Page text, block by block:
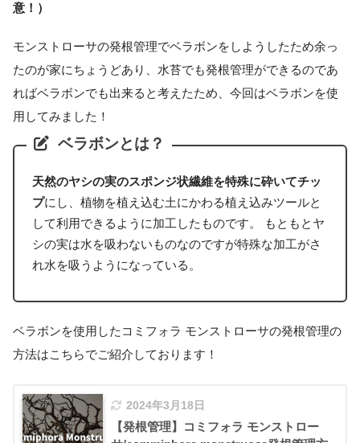
意！）
モンストローサの発根管理でベラボンをしようしたため余っ
たのが家にちょうどあり、水苔でも発根管理ができるのであ
ればベラボンでも出来ると考えたため、今回はベラボンを使
用してみました！
ベラボンとは？
天然のヤシの実のスポンジ状繊維を特殊に砕いてチッ
プにし、植物を植え込む土にかわる植え込みツールと
して利用できるように加工したものです。 もともとヤ
シの実は水を吸わないものなのですが特殊な加工がさ
れ水を吸うようになっている。
ベラボンを使用したコミフォラ モンストローサの発根管理の
方法はこちらでご紹介しております！
2024年3月18日
【発根管理】コミフォラ モンストロー